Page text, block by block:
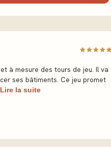
à mesure des tours de jeu. Il va
ses bâtiments. Ce jeu promet
Lire la suite